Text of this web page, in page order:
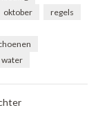
oktober
regels
water
op